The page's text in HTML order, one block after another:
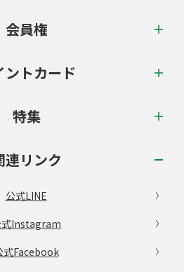
会員権
ントカード
特集
連リンク
公式LINE
式Instagram
式Facebook